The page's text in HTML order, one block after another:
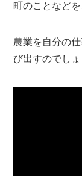
町のことなど
農業を自分の
び出すのでしょ